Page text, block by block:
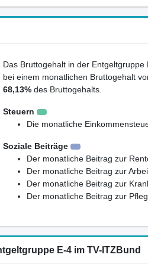
Das Bruttogehalt in der
bei einem monatlichen Bruttogehalt
68,13%des Bruttogehalts.
Steuern
Die monatliche
Soziale Beiträge
Der monatliche Beitrag zur
Der monatliche Beitrag zur
Der monatliche Beitrag zur
Der monatliche Beitrag zur
E-4 im TV-ITZBund